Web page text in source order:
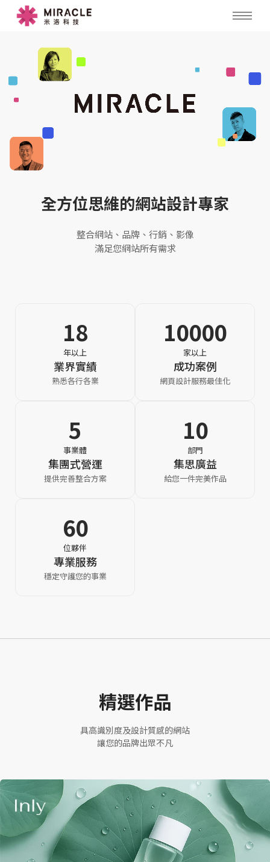
全方
位思
維的
網站
設計
專家
整合
全方位思維的網站設計專家
整合網站、品牌、行銷、影像
滿足您網站所有需求
18
年以上
業界實績
熟悉各行各業
10000
家以上
成功案例
網頁設計服務最佳化
5
事業體
集團式營運
提供完善整合方案
10
部門
集思廣益
給您一件完美作品
60
位夥伴
專業服務
穩定守護您的事業
精選作品
具高識別度及設計質感的網站
讓您的品牌出眾不凡